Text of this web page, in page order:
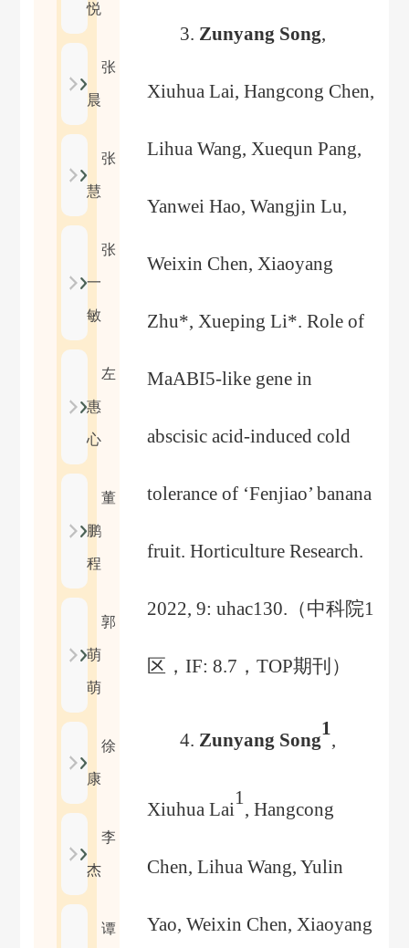
悦
张
晨
张
慧
张
一
敏
左
惠
心
董
鹏
程
郭
萌
萌
徐
康
李
杰
谭
3. Zunyang Song,
Xiuhua Lai, Hangcong Chen,
Lihua Wang, Xuequn Pang,
Yanwei Hao, Wangjin Lu,
Weixin Chen, Xiaoyang
Zhu*, Xueping Li*. Role of
MaABI5-like gene in
abscisic acid-induced cold
tolerance of ‘Fenjiao’ banana
fruit. Horticulture Research.
2022, 9: uhac130. （中科院1
区， IF: 8.7 ， TOP期刊 ）
4. Zunyang Song
1
,
Xiuhua Lai
1
, Hangcong
Chen, Lihua Wang, Yulin
Yao, Weixin Chen, Xiaoyang